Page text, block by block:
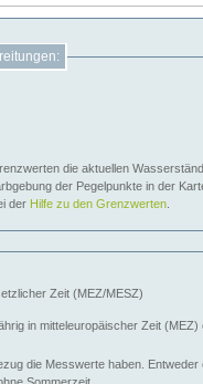
die aktuellen
Farbgebung der Pegelpunkte in der
der Hilfe zu den Grenzwerten
Zeit (MEZ/MESZ)
in mitteleuropäischer Zeit (MEZ)
die Messwerte haben.
Sommerzeit.